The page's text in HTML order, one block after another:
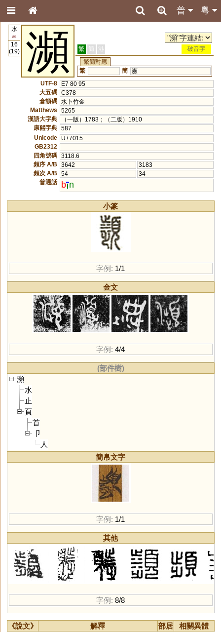
粵
普
水
85
16
(19)
瀕 繁 簡 港
破音字
繁簡對應
繁
簡 濒
UTF-8
E7 80 95
大五碼 C378
倉頡碼 水卜竹金
Matthews
5265
漢語大字典
（一版）1783；（二版）1910
康熙字典 587
Unicode
U+7015
GB2312
四角號碼 3118.6
頻序 A/B
3642
3183
頻次 A/B
54
34
普通話
b n
小篆
字例: 1/1
金文
字例: 4/4
(部件樹)
瀕
水
止
頁
首
卩
人
簡帛文字
字例: 1/1
其他
字例: 8/8
《說文》 解釋 部居
相關異體